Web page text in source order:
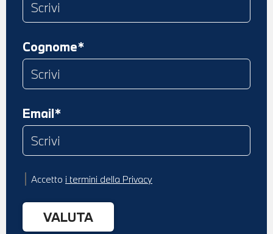
Cognome*
Email*
Accetto i termini della Privacy